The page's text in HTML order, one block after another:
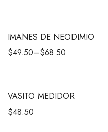
IMANES DE NEODIMIO
$49.50–$68.50
VASITO MEDIDOR
$48.50